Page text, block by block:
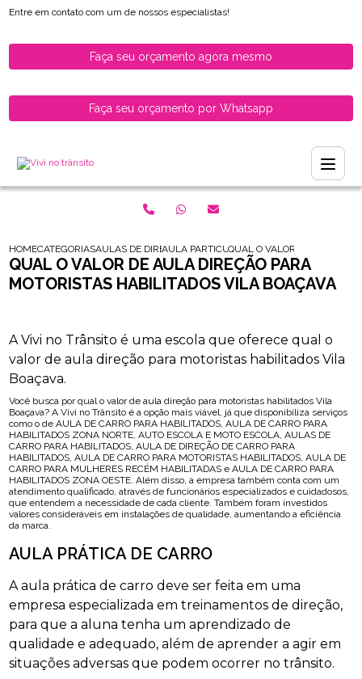
Entre em contato com um de nossos especialistas!
Faça seu orçamento agora mesmo
Faça seu orçamento por Whatsapp
HOMECATEGORIASAULAS DE DIRECAO PARA HABILITADOS
AULA PARTICULAR DE DIRECAO PARA
QUAL O VALOR DE AULA
QUAL O VALOR DE AULA DIREÇÃO PARA
MOTORISTAS HABILITADOS VILA BOAÇAVA
A Vivi no Trânsito é uma escola que oferece qual o
valor de aula direção para motoristas habilitados Vila
Boaçava.
Você busca por qual o valor de aula direção para motoristas habilitados Vila
Boaçava? A Vivi no Trânsito é a opção mais viável, já que disponibiliza serviços
como o de AULA DE CARRO PARA HABILITADOS, AULA DE CARRO PARA
HABILITADOS ZONA NORTE, AUTO ESCOLA E MOTO ESCOLA, AULAS DE
CARRO PARA HABILITADOS, AULA DE DIREÇÃO DE CARRO PARA
HABILITADOS, AULA DE CARRO PARA MOTORISTAS HABILITADOS, AULA DE
CARRO PARA MULHERES RECÉM HABILITADAS e AULA DE CARRO PARA
HABILITADOS ZONA OESTE. Além disso, a empresa também conta com um
atendimento qualificado, através de funcionários especializados e cuidadosos,
que entendem a necessidade de cada cliente. Também foram investidos
valores consideráveis em instalações de qualidade, aumentando a eficiência
da marca.
AULA PRÁTICA DE CARRO
A aula prática de carro deve ser feita em uma
empresa especializada em treinamentos de direção,
para que a aluna tenha um aprendizado de
qualidade e adequado, além de aprender a agir em
situações adversas que podem ocorrer no trânsito.